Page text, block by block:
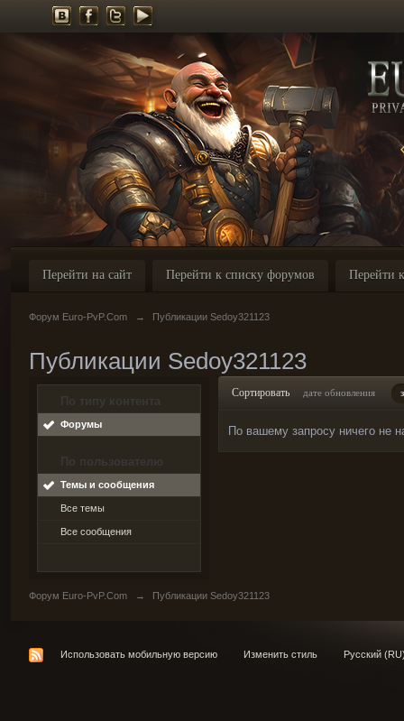
Перейти на сайт Перейти к списку форумов Перейти
Форум Euro-PvP.Com → Публикации Sedoy321123
Публикации Sedoy321123
По типу контента
Форумы
По пользователю
Темы и сообщения
Все темы
Все сообщения
Сортировать дате обновления
По вашему запросу ничего не
Форум Euro-PvP.Com → Публикации Sedoy321123
Использовать мобильную версию Изменить стиль Русский